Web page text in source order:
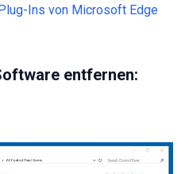
Ins von Microsoft Edge
entfernen: